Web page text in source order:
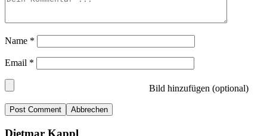
Name *
Email *
Bild hinzufügen (optional)
Abbrechen
Dietmar Kappl